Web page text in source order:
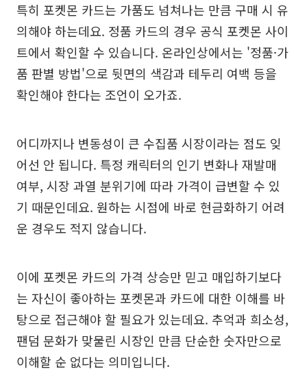
특히 포켓몬 카드는 가품도 넘쳐나는 만큼 구매 시 유
의해야 하는데요. 정품 카드의 경우 공식 포켓몬 사이
트에서 확인할 수 있습니다. 온라인상에서는 '정품·가
품 판별 방법'으로 뒷면의 색감과 테두리 여백 등을
확인해야 한다는 조언이 오가죠.
어디까지나 변동성이 큰 수집품 시장이라는 점도 잊
어선 안 됩니다. 특정 캐릭터의 인기 변화나 재발매
여부, 시장 과열 분위기에 따라 가격이 급변할 수 있
기 때문인데요. 원하는 시점에 바로 현금화하기 어려
운 경우도 적지 않습니다.
이에 포켓몬 카드의 가격 상승만 믿고 매입하기보다
는 자신이 좋아하는 포켓몬과 카드에 대한 이해를 바
탕으로 접근해야 할 필요가 있는데요. 추억과 희소성,
팬덤 문화가 맞물린 시장인 만큼 단순한 숫자만으로
이해할 순 없다는 의미입니다.